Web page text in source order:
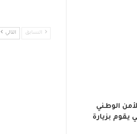
الوطني
يقوم بزيارة
السابق التالي